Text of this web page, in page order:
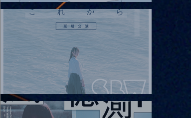
2026.08.07 |【観覧】マイティマウンテンズpresents. “HALL-IN-
2026.08.08 |【観覧】Oaiko pre.「これから」延期公演 Blurred
City Lights × 17歳とベルリンの壁